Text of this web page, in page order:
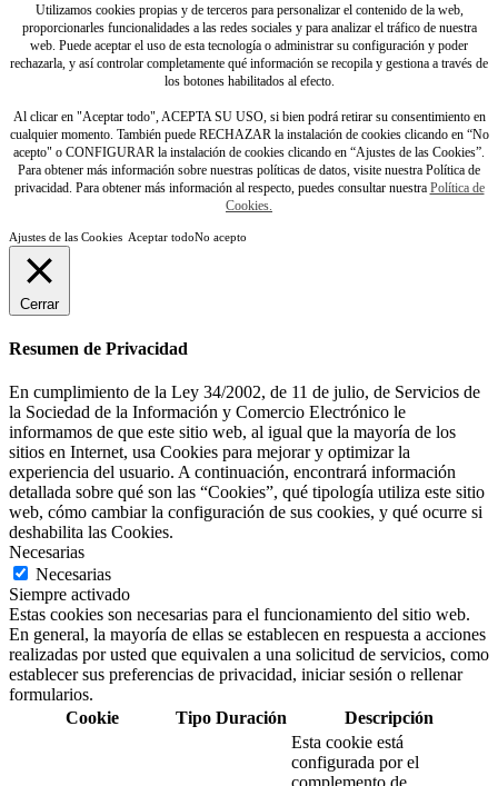
Utilizamos cookies propias y de terceros para personalizar el contenido de la web,
proporcionarles funcionalidades a las redes sociales y para analizar el tráfico de nuestra
web. Puede aceptar el uso de esta tecnología o administrar su configuración y poder
rechazarla, y así controlar completamente qué información se recopila y gestiona a través de
los botones habilitados al efecto.
Al clicar en "Aceptar todo", ACEPTA SU USO, si bien podrá retirar su consentimiento en
cualquier momento. También puede RECHAZAR la instalación de cookies clicando en “No
acepto" o CONFIGURAR la instalación de cookies clicando en “Ajustes de las Cookies”.
Para obtener más información sobre nuestras políticas de datos, visite nuestra Política de
privacidad. Para obtener más información al respecto, puedes consultar nuestra Política de
Cookies.
Ajustes de las Cookies Aceptar todoNo acepto
Cerrar
Resumen de Privacidad
En cumplimiento de la Ley 34/2002, de 11 de julio, de Servicios de
la Sociedad de la Información y Comercio Electrónico le
informamos de que este sitio web, al igual que la mayoría de los
sitios en Internet, usa Cookies para mejorar y optimizar la
experiencia del usuario. A continuación, encontrará información
detallada sobre qué son las “Cookies”, qué tipología utiliza este sitio
web, cómo cambiar la configuración de sus cookies, y qué ocurre si
deshabilita las Cookies.
Necesarias
Necesarias
Siempre activado
Estas cookies son necesarias para el funcionamiento del sitio web.
En general, la mayoría de ellas se establecen en respuesta a acciones
realizadas por usted que equivalen a una solicitud de servicios, como
establecer sus preferencias de privacidad, iniciar sesión o rellenar
formularios.
Cookie
Tipo Duración Descripción
Esta cookie está
configurada por el